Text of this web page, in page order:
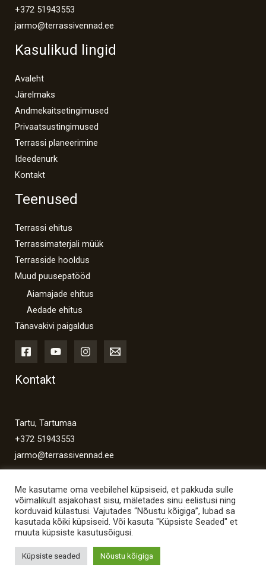
+372 51943553
jarmo@terrassivennad.ee
Kasulikud lingid
Avaleht
Järelmaks
Andmekaitsetingimused
Privaatsustingimused
Terrassi planeerimine
Ideedenurk
Kontakt
Teenused
Terrassi ehitus
Terrassimaterjali müük
Terrasside hooldus
Muud puusepatööd
Aiamajade ehitus
Aedade ehitus
Tänavakivi paigaldus
Kontakt
Tartu, Tartumaa
+372 51943553
jarmo@terrassivennad.ee
Copyright © 2026 Terrassivennad
Powered by Terrassivennad
Me kasutame oma veebilehel küpsiseid, et pakkuda sulle
võimalikult asjakohast sisu, mäletades sinu eelistusi ning
korduvaid külastusi. Vajutades “Nõustu kõigiga”, lubad sa
kasutada kõiki küpsiseid. Või kasuta "Küpsiste Seaded" et
muuta küpsiste kasutusõigusi.
Küpsiste seaded Nõustu kõigiga